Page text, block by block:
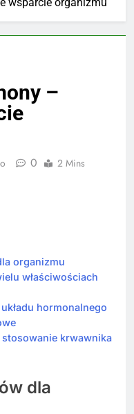
–
0 2 Mins
organizmu
właściwościach
hormonalnego
krwawnika
dla